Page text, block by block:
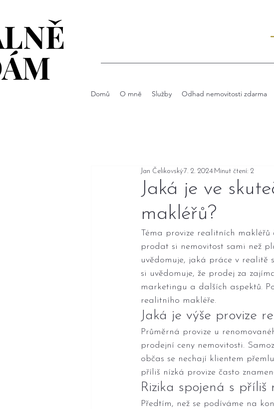
Domů O mně Služby Odhad nemovitosti zdarma
Jaká je ve
makléřů?
Jan Čelikovský7. 2. 2024 Minut čtení: 2
Téma provize realitních makléřů
prodat si nemovitost sami než
uvědomuje, jaká práce v realitě
si uvědomuje, že prodej za
marketingu a dalších aspektů.
realitního makléře.
Jaká je výše provize
Průměrná provize u
prodejní ceny nemovitosti.
občas se nechají klientem
příliš nízká provize často
Rizika spojená s příliš
Předtím, než se podíváme na